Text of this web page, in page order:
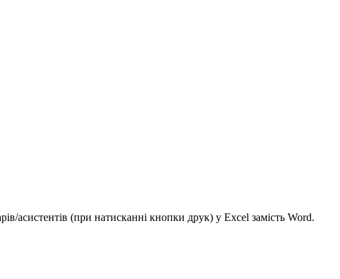
асистентів (при натисканні кнопки друк) у Excel замість Word.